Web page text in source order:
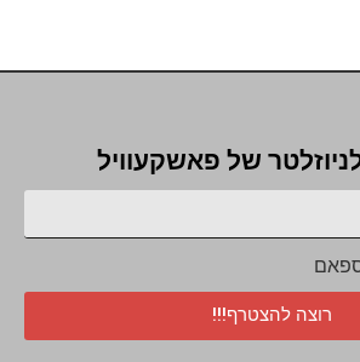
של פאשקעוויל
רוצה להצטרף!!!